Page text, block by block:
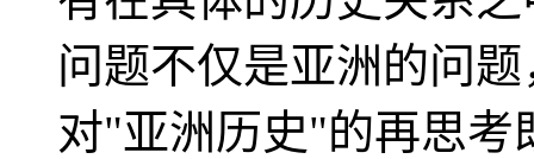
问题不仅是亚洲的问
对"亚洲历史"的再思考